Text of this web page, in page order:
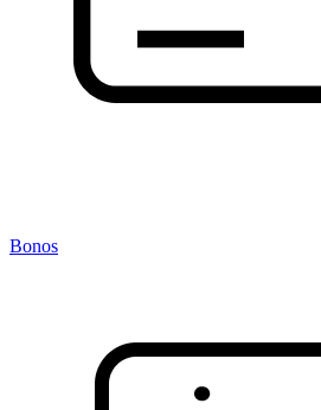
Bonos